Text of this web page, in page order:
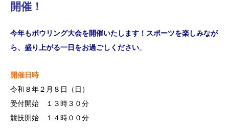
開催！
今年もボウリング大会を開催いたします！スポーツを楽しみなが
ら、盛り上がる一日をお過ごしください。
開催日時
令和８年２月８日（日）
受付開始 １３時３０分
競技開始 １４時００分